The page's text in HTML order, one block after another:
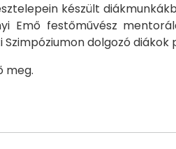
készült
Emő festőművész
dolgozó
meg.